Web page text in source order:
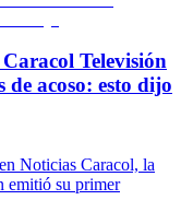
Televisión
de acoso: esto dijo
Noticias Caracol, la
emitió su primer